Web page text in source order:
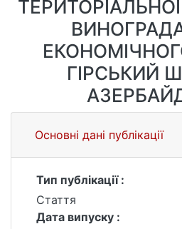
ТЕРИТОРІАЛЬНОЇ
ГІРСЬКИЙ
Основні дані публікації
Тип публікації :
Стаття
Дата випуску :